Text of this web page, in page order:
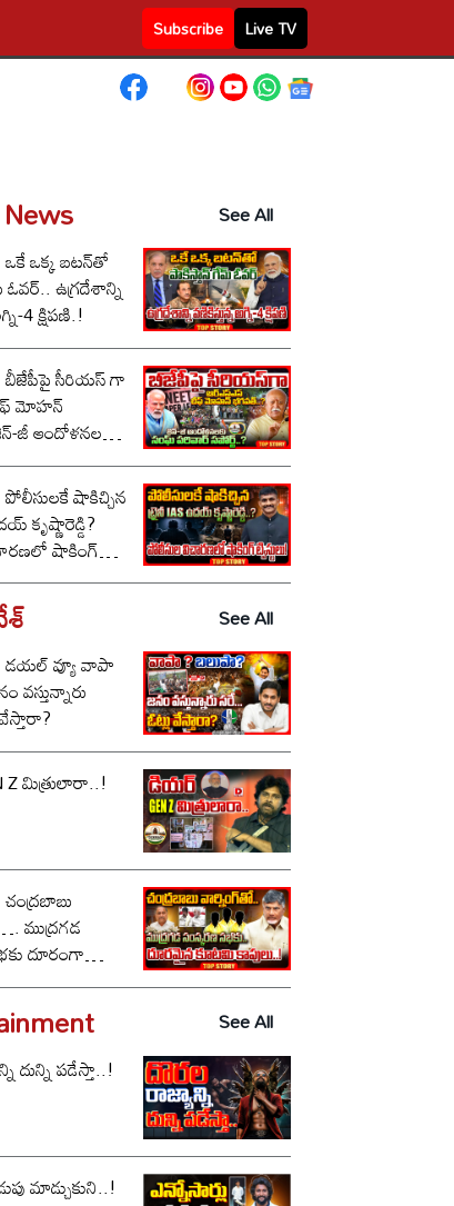
Subscribe
Live TV
See All
ఒక్క బటన్‌తో
ఉగ్రదేశాన్ని
4 క్షిపణి.!
బీజేపీపై సీరియస్ గా
మోహన్
జీ ఆందోళనలకు
షాకిచ్చిన
కృష్ణారెడ్డి?
షాకింగ్
See All
వ్యూ వాపా
వస్తున్నారు
మిత్రులారా..!
ముద్రగడ
దూరంగా
See All
దున్ని పడేస్తా..!
మాడ్చుకుని..!